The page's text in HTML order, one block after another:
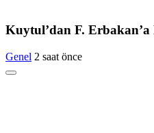
Kuytul’dan F. Erbakan’a
Genel 2 saat önce